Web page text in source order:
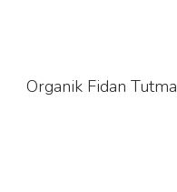
Organik Fidan